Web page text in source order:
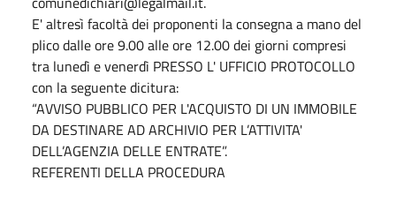
E' altresì facoltà dei proponenti la consegna a mano del
plico dalle ore 9.00 alle ore 12.00 dei giorni compresi
tra lunedì e venerdì PRESSO L' UFFICIO PROTOCOLLO
con la seguente dicitura:
“AVVISO PUBBLICO PER L'ACQUISTO DI UN IMMOBILE
DA DESTINARE AD ARCHIVIO PER L’ATTIVITA'
DELL’AGENZIA DELLE ENTRATE”.
REFERENTI DELLA PROCEDURA